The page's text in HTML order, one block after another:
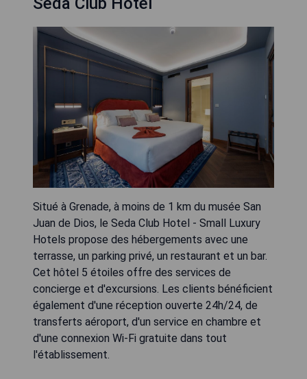
Situé à Grenade, à moins de 1 km du musée San
Juan de Dios, le Seda Club Hotel - Small Luxury
Hotels propose des hébergements avec une
terrasse, un parking privé, un restaurant et un bar.
Cet hôtel 5 étoiles offre des services de
concierge et d'excursions. Les clients bénéficient
également d'une réception ouverte 24h/24, de
transferts aéroport, d'un service en chambre et
d'une connexion Wi-Fi gratuite dans tout
l'établissement.